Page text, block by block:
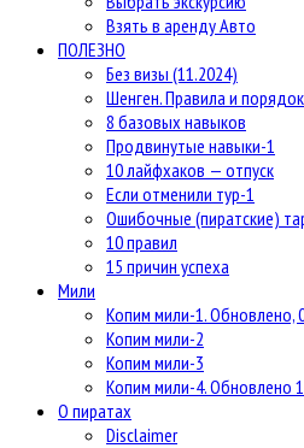
Взять в аренду Авто
ПОЛЕЗНО
Без визы (11.2024)
Шенген. Правила и
8 базовых навыков
Продвинутые навыки-1
10 лайфхаков — отпуск
Если отменили тур-1
Ошибочные (пиратские)
10 правил
15 причин успеха
Мили
Копим мили-1. Обновлено,
Копим мили-2
Копим мили-3
Копим мили-4. Обновлено
О пиратах
Disclaimer